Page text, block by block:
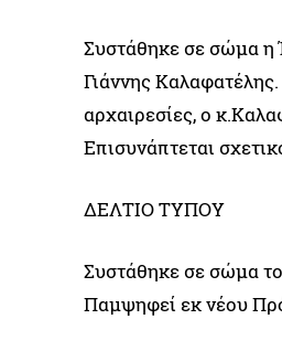
Συστάθηκε σε σώμα η
Γιάννης
αρχαιρεσίες, ο
Επισυνάπτεται
ΔΕΛΤΙΟ ΤΥΠΟΥ
Συστάθηκε σε σώμα
Παμψηφεί εκ νέου